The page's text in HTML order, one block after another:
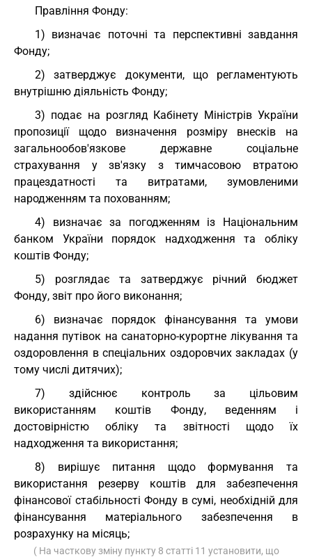
Правління Фонду:
1) визначає поточні та перспективні завдання
Фонду;
2) затверджує документи, що регламентують
внутрішню діяльність Фонду;
3) подає на розгляд Кабінету Міністрів України
пропозиції щодо визначення розміру внесків на
загальнообов'язкове державне соціальне
страхування у зв'язку з тимчасовою втратою
працездатності та витратами, зумовленими
народженням та похованням;
4) визначає за погодженням із Національним
банком України порядок надходження та обліку
коштів Фонду;
5) розглядає та затверджує річний бюджет
Фонду, звіт про його виконання;
6) визначає порядок фінансування та умови
надання путівок на санаторно-курортне лікування та
оздоровлення в спеціальних оздоровчих закладах (у
тому числі дитячих);
7) здійснює контроль за цільовим
використанням коштів Фонду, веденням і
достовірністю обліку та звітності щодо їх
надходження та використання;
8) вирішує питання щодо формування та
використання резерву коштів для забезпечення
фінансової стабільності Фонду в сумі, необхідній для
фінансування матеріального забезпечення в
розрахунку на місяць;
( На часткову зміну пункту 8 статті 11 установити, що